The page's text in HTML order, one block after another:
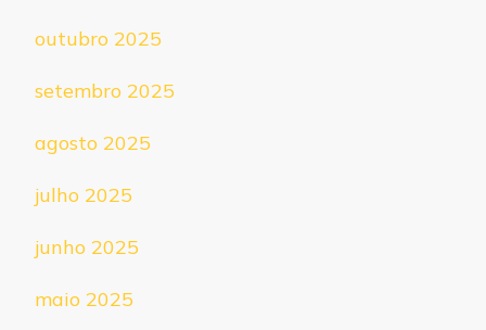
outubro 2025
setembro 2025
agosto 2025
julho 2025
junho 2025
maio 2025